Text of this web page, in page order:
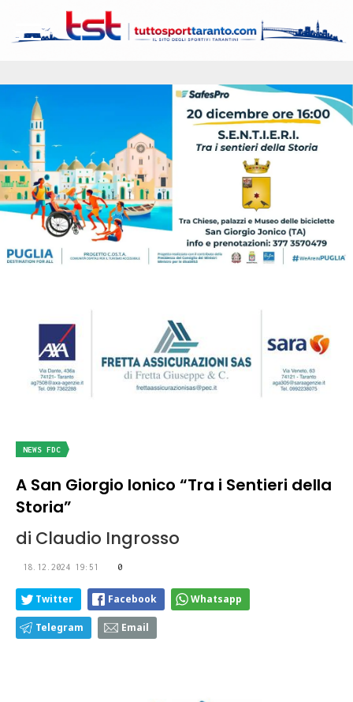
NEWS FDC
A San Giorgio Ionico “Tra i Sentieri della
Storia”
di Claudio Ingrosso
18.12.2024 19:51 0
Twitter Facebook Whatsapp
Telegram Email